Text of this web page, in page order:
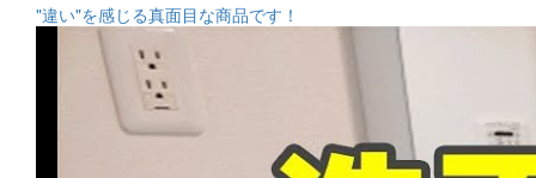
"違い"を感じる真面目な商品です！